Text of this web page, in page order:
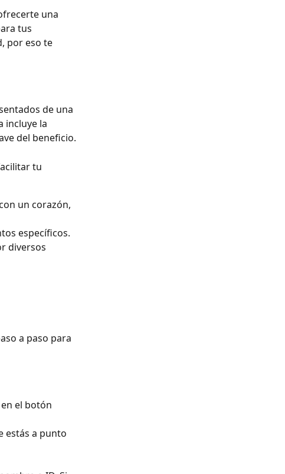
una
tus
por eso te
de una
incluye la
del beneficio.
tu
un corazón,
específicos.
diversos
a paso para
el botón
estás a punto